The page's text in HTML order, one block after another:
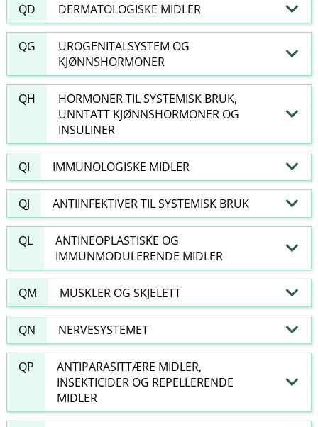
QD DERMATOLOGISKE MIDLER
QG
UROGENITALSYSTEM OG
KJØNNSHORMONER
QH
HORMONER TIL SYSTEMISK BRUK,
UNNTATT KJØNNSHORMONER OG
INSULINER
QI IMMUNOLOGISKE MIDLER
QJ ANTIINFEKTIVER TIL SYSTEMISK BRUK
QL
ANTINEOPLASTISKE OG
IMMUNMODULERENDE MIDLER
QM MUSKLER OG SKJELETT
QN NERVESYSTEMET
QP
ANTIPARASITTÆRE MIDLER,
INSEKTICIDER OG REPELLERENDE
MIDLER